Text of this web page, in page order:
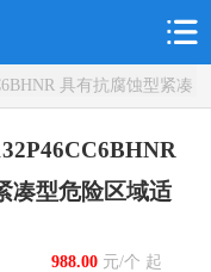
具有抗腐蚀型紧凑
凑型危险区域适
988.00元/个 起